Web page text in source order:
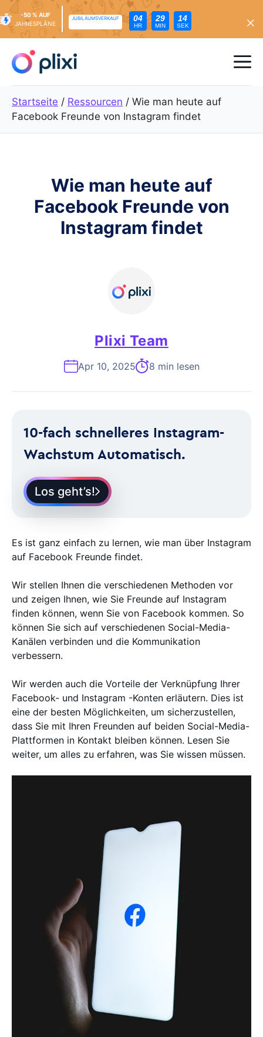
Inhalt
springen
-50 % AUF
JAHRESPLÄNE
JUBILÄUMSVERKAUF 04
HR
29
MIN
13
SEK
Startseite / Ressourcen / Wie man heute auf
Facebook Freunde von Instagram findet
Wie man heute auf
Facebook Freunde von
Instagram findet
Plixi Team
Apr 10, 2025 8 min lesen
10-fach schnelleres Instagram-
Wachstum Automatisch.
Los geht’s!
Es ist ganz einfach zu lernen, wie man über Instagram
auf Facebook Freunde findet.
Wir stellen Ihnen die verschiedenen Methoden vor
und zeigen Ihnen, wie Sie Freunde auf Instagram
finden können, wenn Sie von Facebook kommen. So
können Sie sich auf verschiedenen Social-Media-
Kanälen verbinden und die Kommunikation
verbessern.
Wir werden auch die Vorteile der Verknüpfung Ihrer
Facebook- und Instagram -Konten erläutern. Dies ist
eine der besten Möglichkeiten, um sicherzustellen,
dass Sie mit Ihren Freunden auf beiden Social-Media-
Plattformen in Kontakt bleiben können. Lesen Sie
weiter, um alles zu erfahren, was Sie wissen müssen.